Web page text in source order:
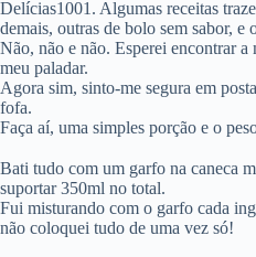
Delícias1001. Algumas receitas
demais, outras de bolo sem sabor,
Não, não e não. Esperei encontrar a
meu paladar.
Agora sim, sinto-me segura em
fofa.
Faça aí, uma simples porção e o
Bati tudo com um garfo na caneca
suportar 350ml no total.
Fui misturando com o garfo cada
não coloquei tudo de uma vez só!